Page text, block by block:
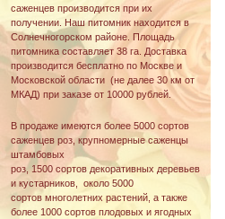
саженцев производится при их
получении. Наш питомник находится в
Солнечногорском районе. Площадь
питомника составляет 38 га. Доставка
производится бесплатно по Москве и
Московской области (не далее 30 км от
МКАД) при заказе от 10000 рублей.
В продаже имеются более 5000 сортов
саженцев роз, крупномерные саженцы
штамбовых
роз, 1500 сортов декоративных деревьев
и кустарников, около 5000
сортов многолетних растений, а также
более 1000 сортов плодовых и ягодных